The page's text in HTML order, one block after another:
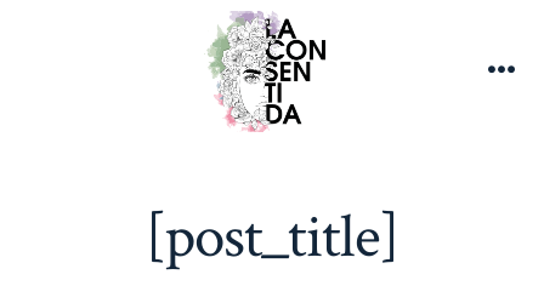
[post_title]